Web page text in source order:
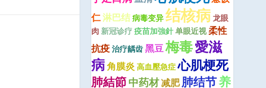
仁淋巴结病毒变异结核病龙眼
肉 新冠诊疗疫苗加強針单眼近视柔性
抗疫治疗龋齿黑豆梅毒愛滋
病角膜炎 高血壓急症心肌梗死
肺結節中药材减肥肺结节养